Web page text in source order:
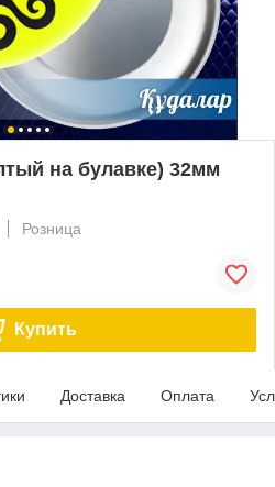
на булавке) 32мм
Розница
Купить
Доставка Оплата